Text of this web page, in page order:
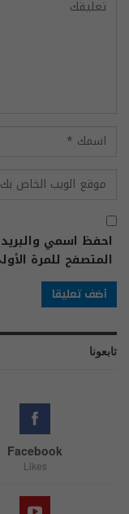
احفظ اسمي
المتصفح للمرة
تابعونا
Facebook
Likes